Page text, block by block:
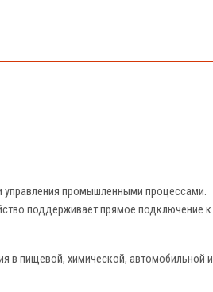
управления промышленными процессами.
поддерживает прямое подключение к
в пищевой, химической, автомобильной и